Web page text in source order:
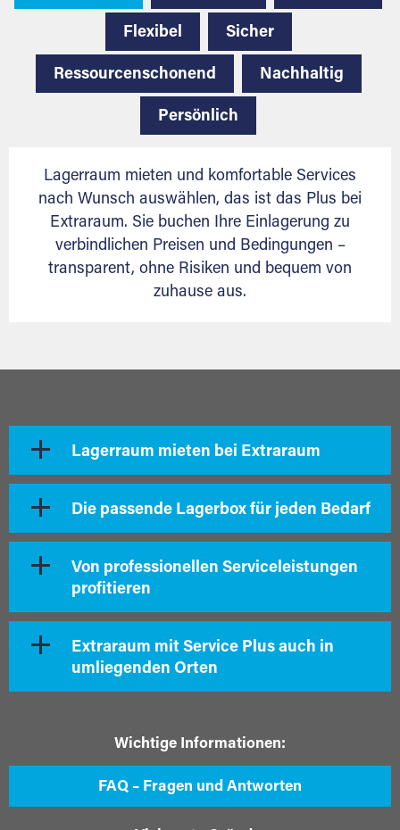
Flexibel Sicher
Ressourcenschonend Nachhaltig
Persönlich
Lagerraum mieten und komfortable Services
nach Wunsch auswählen, das ist das Plus bei
Extraraum. Sie buchen Ihre Einlagerung zu
verbindlichen Preisen und Bedingungen –
transparent, ohne Risiken und bequem von
zuhause aus.
Lagerraum mieten bei Extraraum
Die passende Lagerbox für jeden Bedarf
Von professionellen Serviceleistungen
profitieren
Extraraum mit Service Plus auch in
umliegenden Orten
Wichtige Informationen:
FAQ – Fragen und Antworten